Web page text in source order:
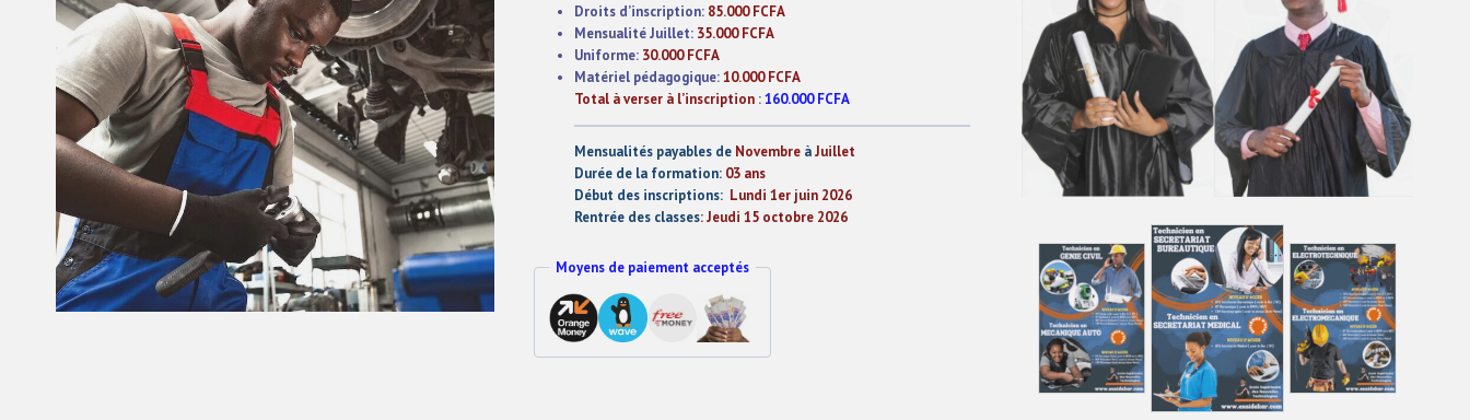
Droits d’inscription: 85.000 FCFA
Mensualité Juillet: 35.000 FCFA
Uniforme: 30.000 FCFA
Matériel pédagogique:10.000 FCFA
Total à verser à l’inscription:160.000 FCFA
Mensualités payables de Novembre àJuillet
Durée de la formation: 03 ans
Début des inscriptions: Lundi 1er juin 2026
Rentrée des classes: Jeudi 15 octobre 2026
Moyens de paiement acceptés